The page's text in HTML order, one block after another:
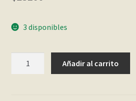
Privacy Policy
3 disponibles
Añadir al carrito